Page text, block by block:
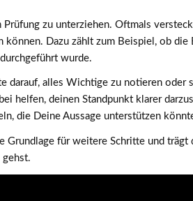
zu unterziehen. Oftmals
Dazu zählt zum Beispiel, ob die
wurde.
darauf, alles Wichtige zu notieren oder
helfen, deinen Standpunkt klarer
die Deine Aussage unterstützen
Grundlage für weitere Schritte und trägt
gehst.